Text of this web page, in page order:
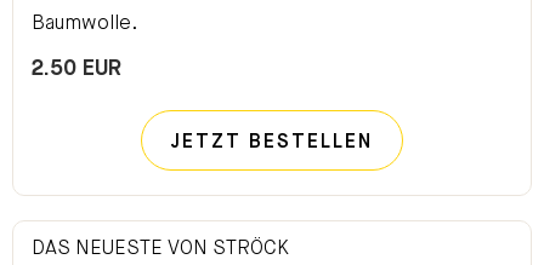
Baumwolle.
2.50 EUR
JETZT BESTELLEN
DAS NEUESTE VON STRÖCK